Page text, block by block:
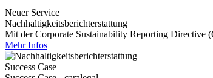
Neuer Service
Nachhaltigkeitsberichterstattung
Mit der Corporate Sustainability Reporting Directive
Mehr Infos
Success Case